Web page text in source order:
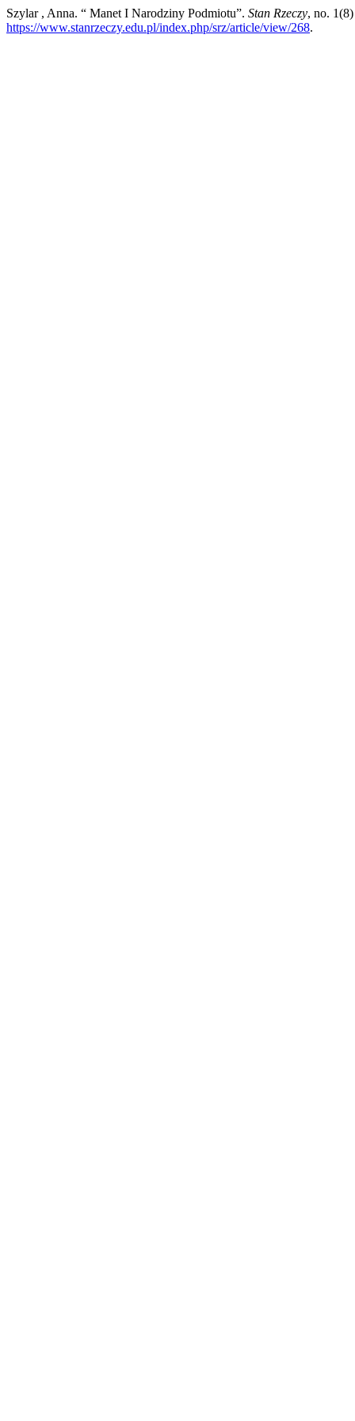
Szylar , Anna. “ Manet I Narodziny Podmiotu”. Stan Rzeczy, no.
https://www.stanrzeczy.edu.pl/index.php/srz/article/view/268.